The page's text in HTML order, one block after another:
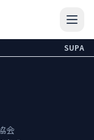
SUPA
会